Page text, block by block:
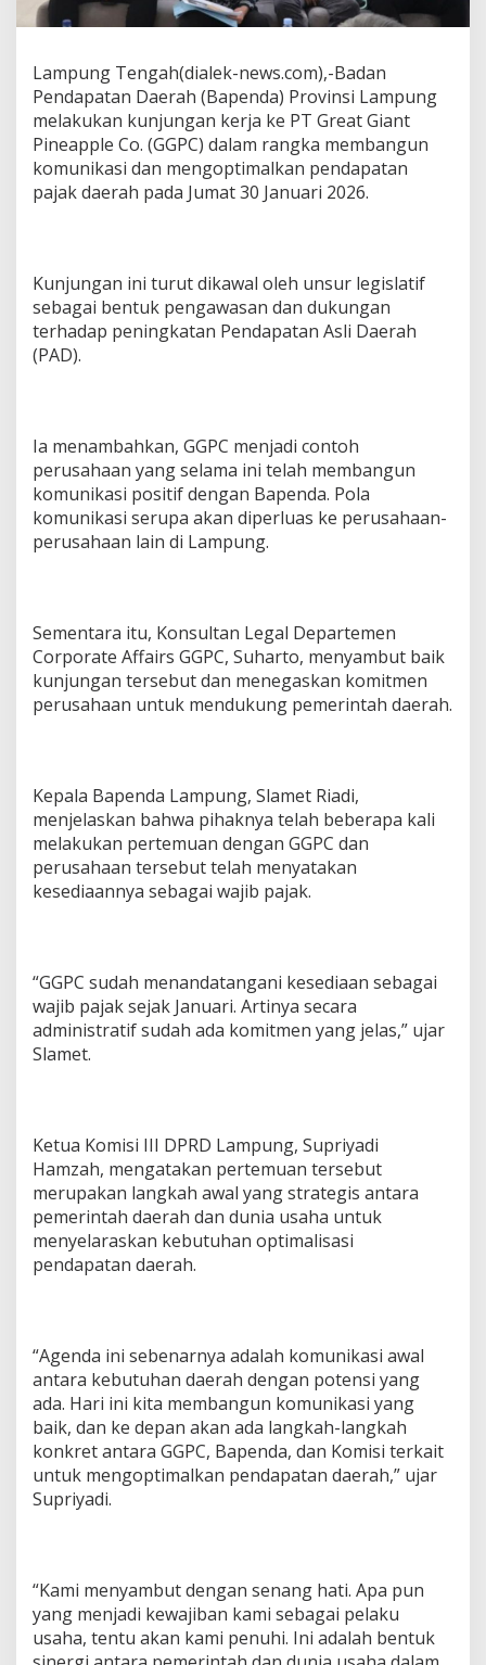
g
i
G
P
,
P
e
r
S
i
n
e
p
i
m
a
l
a
j
a
k
D
a
h
Lampung Tengah(dialek-news.com),-Badan
Pendapatan Daerah (Bapenda) Provinsi Lampung
melakukan kunjungan kerja ke PT Great Giant
Pineapple Co. (GGPC) dalam rangka membangun
komunikasi dan mengoptimalkan pendapatan
pajak daerah pada Jumat 30 Januari 2026.
Kunjungan ini turut dikawal oleh unsur legislatif
sebagai bentuk pengawasan dan dukungan
terhadap peningkatan Pendapatan Asli Daerah
(PAD).
Ia menambahkan, GGPC menjadi contoh
perusahaan yang selama ini telah membangun
komunikasi positif dengan Bapenda. Pola
komunikasi serupa akan diperluas ke perusahaan-
perusahaan lain di Lampung.
Sementara itu, Konsultan Legal Departemen
Corporate Affairs GGPC, Suharto, menyambut baik
kunjungan tersebut dan menegaskan komitmen
perusahaan untuk mendukung pemerintah daerah.
Kepala Bapenda Lampung, Slamet Riadi,
menjelaskan bahwa pihaknya telah beberapa kali
melakukan pertemuan dengan GGPC dan
perusahaan tersebut telah menyatakan
kesediaannya sebagai wajib pajak.
“GGPC sudah menandatangani kesediaan sebagai
wajib pajak sejak Januari. Artinya secara
administratif sudah ada komitmen yang jelas,” ujar
Slamet.
Ketua Komisi III DPRD Lampung, Supriyadi
Hamzah, mengatakan pertemuan tersebut
merupakan langkah awal yang strategis antara
pemerintah daerah dan dunia usaha untuk
menyelaraskan kebutuhan optimalisasi
pendapatan daerah.
“Agenda ini sebenarnya adalah komunikasi awal
antara kebutuhan daerah dengan potensi yang
ada. Hari ini kita membangun komunikasi yang
baik, dan ke depan akan ada langkah-langkah
konkret antara GGPC, Bapenda, dan Komisi terkait
untuk mengoptimalkan pendapatan daerah,” ujar
Supriyadi.
“Kami menyambut dengan senang hati. Apa pun
yang menjadi kewajiban kami sebagai pelaku
usaha, tentu akan kami penuhi. Ini adalah bentuk